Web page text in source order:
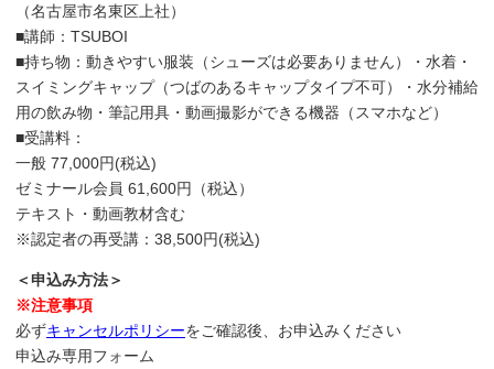
（名古屋市名東区上社）
■講師：TSUBOI
■持ち物：動きやすい服装（シューズは必要ありません）・水着・
スイミングキャップ（つばのあるキャップタイプ不可）・水分補給
用の飲み物・筆記用具・動画撮影ができる機器（スマホなど）
■受講料：
一般 77,000円(税込)
ゼミナール会員 61,600円（税込）
テキスト・動画教材含む
※認定者の再受講：38,500円(税込)
＜申込み方法＞
※注意事項
必ずキャンセルポリシーをご確認後、お申込みください
申込み専用フォーム